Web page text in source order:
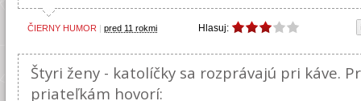
ČIERNY HUMOR | pred 11 rokmi Hlasuj:
Štyri ženy - katolíčky sa rozprávajú pri káve.
priateľkám hovorí: